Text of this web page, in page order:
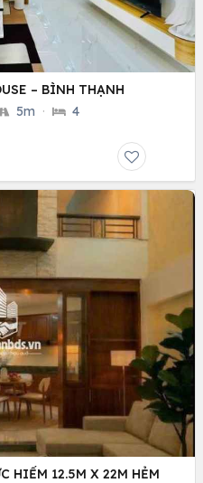
– BÌNH THẠNH
5m · 4
HIẾM 12.5M X 22M HẺM